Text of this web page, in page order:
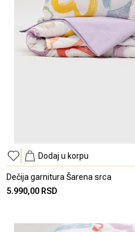
Dodaj u korpu
Dečija garnitura Šarena srca
5.990,00 RSD